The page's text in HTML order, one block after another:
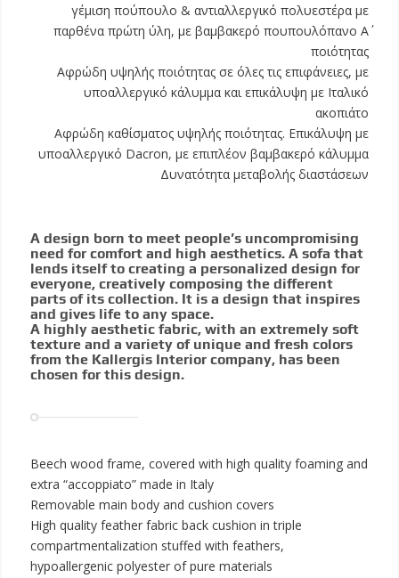
γέμιση πούπουλο & αντιαλλεργικό πολυεστέρα με
παρθένα πρώτη ύλη, με βαμβακερό πουπουλόπανο Α΄
ποιότητας
Αφρώδη υψηλής ποιότητας σε όλες τις επιφάνειες, με
υποαλλεργικό κάλυμμα και επικάλυψη με Ιταλικό
ακοπιάτο
Αφρώδη καθίσματος υψηλής ποιότητας. Επικάλυψη με
υποαλλεργικό Dacron, με επιπλέον βαμβακερό κάλυμμα
Δυνατότητα μεταβολής διαστάσεων
A design born to meet people’s uncompromising
need for comfort and high aesthetics. A sofa that
lends itself to creating a personalized design for
everyone, creatively composing the different
parts of its collection. It is a design that inspires
and gives life to any space.
A highly aesthetic fabric, with an extremely soft
texture and a variety of unique and fresh colors
from the Kallergis Interior company, has been
chosen for this design.
Beech wood frame, covered with high quality foaming and
extra “accoppiato” made in Italy
Removable main body and cushion covers
High quality feather fabric back cushion in triple
compartmentalization stuffed with feathers,
hypoallergenic polyester of pure materials